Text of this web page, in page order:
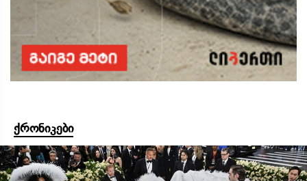
ქრონიკები